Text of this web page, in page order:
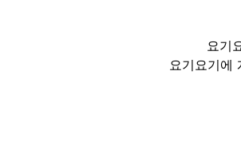
요기
요기요기에